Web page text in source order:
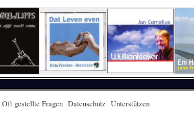
Oft gestellte Fragen Datenschutz Unterstützen